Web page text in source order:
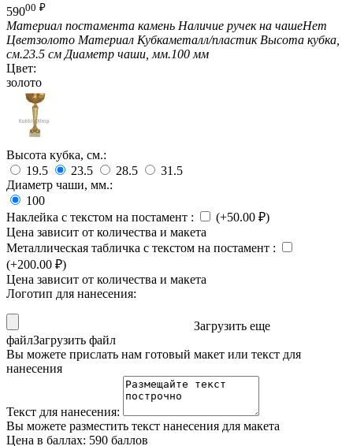
59000 ₽
Материал постамента камень Наличие ручек на чашеНет
Цветзолото Материал Кубкаметалл/пластик Высота кубка,
см.23.5 см Диаметр чаши, мм.100 мм
Цвет:
золото
Высота кубка, см.:
19.5
23.5 28.5
31.5
Диаметр чаши, мм.:
100
Наклейка с текстом на постамент : (+50.00 ₽)
Цена зависит от количества и макета
Металлическая табличка с текстом на постамент :
(+200.00 ₽)
Цена зависит от количества и макета
Логотип для нанесения:
Загрузить еще
файлЗагрузить файл
Вы можете прислать нам готовый макет или текст для
нанесения
Текст для нанесения:
Вы можете разместить текст нанесения для макета
Цена в баллах: 590 баллов